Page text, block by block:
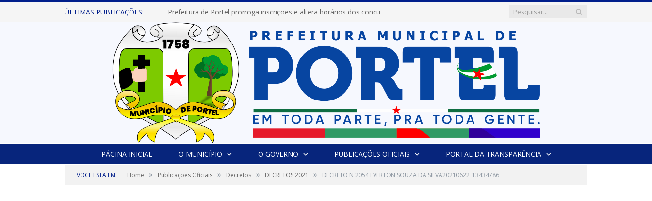
ÚLTIMAS PUBLICAÇÕES: Prefeitura de Portel prorroga inscrições e altera horários dos concursos “Musa” e “Miss Mix Verão 2026”
PÁGINA INICIAL O MUNICÍPIO O GOVERNO PUBLICAÇÕES OFICIAIS PORTAL DA TRANSPARÊNCIA
VOCÊ ESTÁ EM: Home » Publicações Oficiais » Decretos » DECRETOS 2021 » DECRETO N 2054 EVERTON SOUZA DA SILVA20210622_13434786